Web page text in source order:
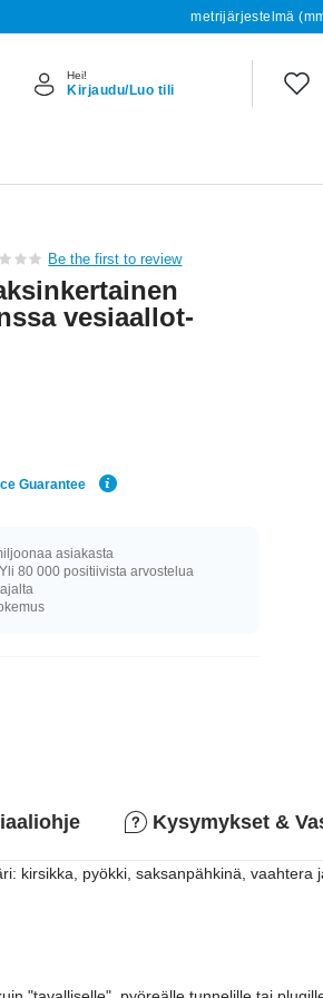
metrijärjestelmä
Hei!
Kirjaudu/Luo tili
Be the first to review
vesiaallot-
Guarantee
asiakasta
Yli 80 000 positiivista arvostelua
Kysymykset &
kirsikka, pyökki, saksanpähkinä, vaahtera